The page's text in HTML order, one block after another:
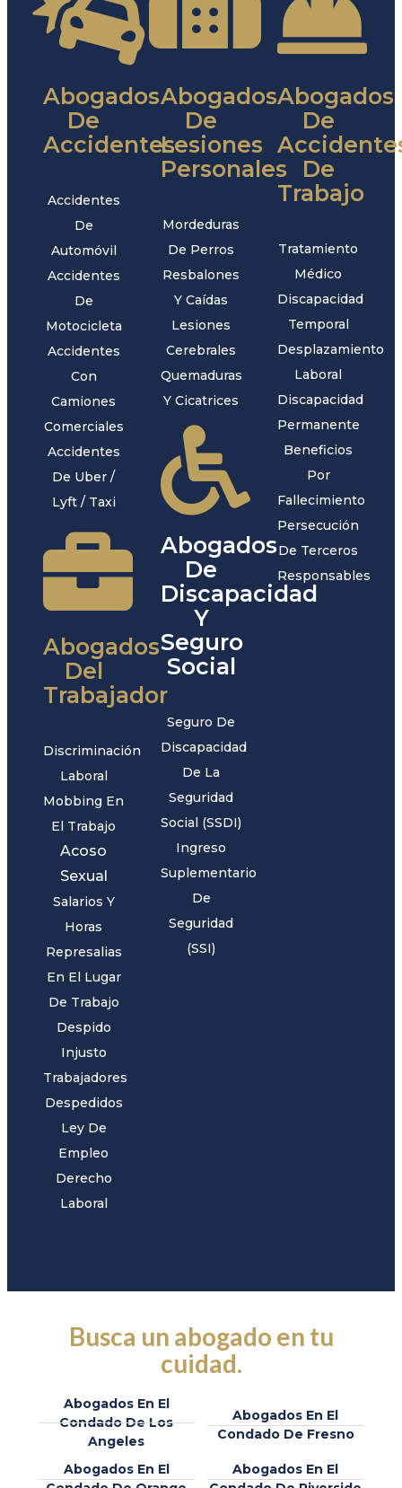
Abogados
De
Accidentes
Accidentes
De
Automóvil
Accidentes
De
Motocicleta
Accidentes
Con
Camiones
Comerciales
Accidentes
De Uber /
Lyft / Taxi
Abogados
Del
Trabajador
Discriminación
Laboral
Mobbing En
El Trabajo
Acoso
Sexual
Salarios Y
Horas
Represalias
En El Lugar
De Trabajo
Despido
Injusto
Trabajadores
Despedidos
Ley De
Empleo
Derecho
Laboral
Abogados
De
Lesiones
Personales
Mordeduras
De Perros
Resbalones
Y Caídas
Lesiones
Cerebrales
Quemaduras
Y Cicatrices
Abogados
De
Discapacidad
Y
Seguro
Social
Seguro De
Discapacidad
De La
Seguridad
Social (SSDI)
Ingreso
Suplementario
De
Seguridad
(SSI)
Abogados
De
De
Trabajo
Tratamiento
Médico
Discapacidad
Temporal
Desplazamiento
Laboral
Discapacidad
Permanente
Beneficios
Por
Fallecimiento
Persecución
De Terceros
Responsables
Busca un abogado en tu
cuidad.
Abogados En El
Condado De Los
Angeles
Abogados En El
Condado De Fresno
Abogados En El
Abogados En El